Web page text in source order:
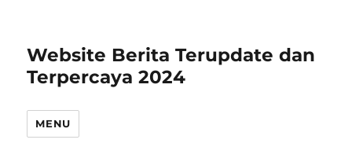
Website Berita Terupdate dan
Terpercaya 2024
MENU